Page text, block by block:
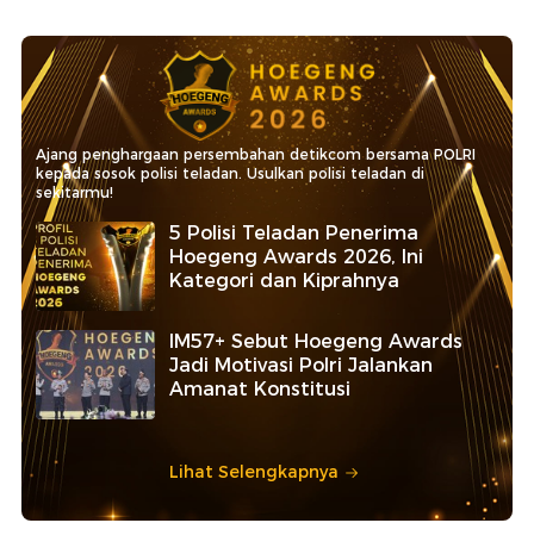
Ajang penghargaan persembahan detikcom bersama POLRI
kepada sosok polisi teladan. Usulkan polisi teladan di
sekitarmu!
5 Polisi Teladan Penerima
Hoegeng Awards 2026, Ini
Kategori dan Kiprahnya
IM57+ Sebut Hoegeng Awards
Jadi Motivasi Polri Jalankan
Amanat Konstitusi
Lihat Selengkapnya